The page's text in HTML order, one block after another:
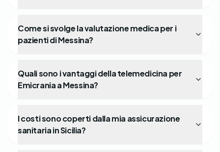
Come si svolge la valutazione medica per i
pazienti di Messina?
Quali sono i vantaggi della telemedicina per
Emicrania a Messina?
I costi sono coperti dalla mia assicurazione
sanitaria in Sicilia?